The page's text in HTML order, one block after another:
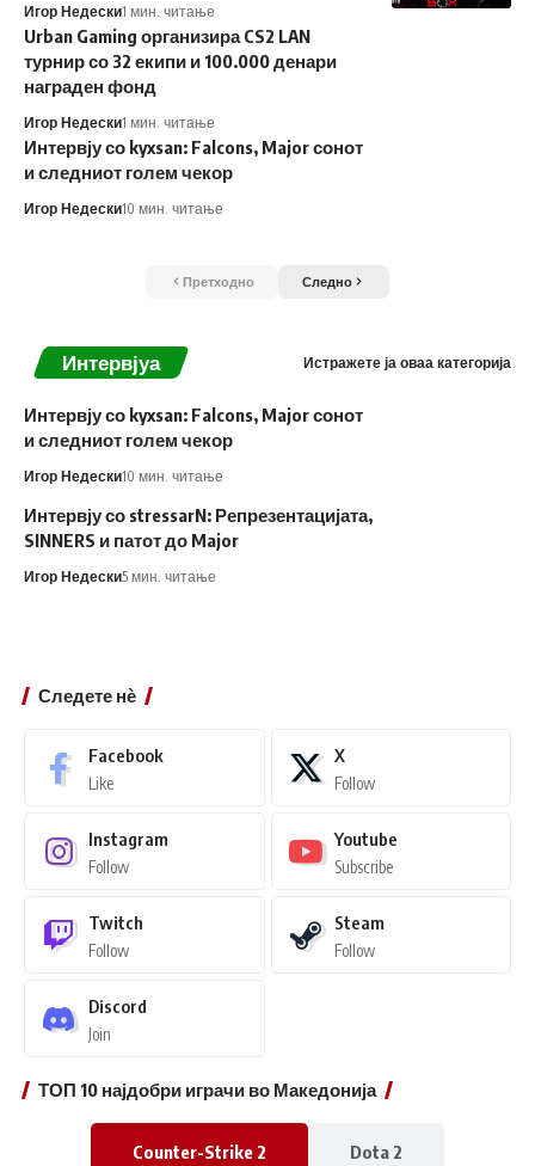
Игор Недески1 мин. читање
Urban Gaming организира CS2 LAN
турнир со 32 екипи и 100.000 денари
награден фонд
Игор Недески1 мин. читање
Интервју со kyxsan: Falcons, Major сонот
и следниот голем чекор
Игор Недески10 мин. читање
Претходно Следно
Интервјуа Истражете ја оваа категорија
Интервју со kyxsan: Falcons, Major сонот
и следниот голем чекор
Игор Недески10 мин. читање
Интервју со stressarN: Репрезентацијата,
SINNERS и патот до Major
Игор Недески5 мин. читање
Следете нѐ
Facebook
Like
X
Follow
Instagram
Follow
Youtube
Subscribe
Twitch
Follow
Steam
Follow
Discord
Join
ТОП 10 најдобри играчи во Македонија
Counter-Strike 2 Dota 2